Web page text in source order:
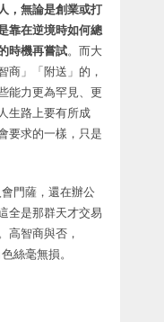
，無論是創業或打
靠在逆境時如何總
時機再嘗試。而大
商」「附送」的，
能力更為罕見、更
生路上要有所成
要求的一樣，只是
門薩，還在辦公
全是那群天才交易
高智商與否，
絲毫無損。